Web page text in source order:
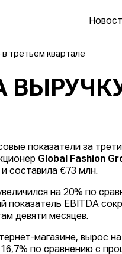
третьем квартале
показатели за
Global Fashion
составила €73 млн.
на 20% по
EBITDA
девяти месяцев.
магазине, вырос
по сравнению с